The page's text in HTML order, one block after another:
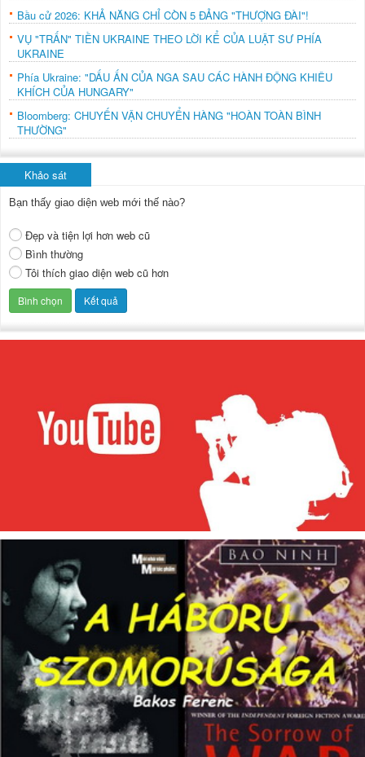
Bầu cử 2026: KHẢ NĂNG CHỈ CÒN 5 ĐẢNG "THƯỢNG ĐÀI"!
VỤ "TRẤN" TIỀN UKRAINE THEO LỜI KỂ CỦA LUẬT SƯ PHÍA
UKRAINE
Phía Ukraine: "DẤU ẤN CỦA NGA SAU CÁC HÀNH ĐỘNG KHIÊU
KHÍCH CỦA HUNGARY"
Bloomberg: CHUYẾN VẬN CHUYỂN HÀNG "HOÀN TOÀN BÌNH
THƯỜNG"
Khảo sát
Bạn thấy giao diện web mới thế nào?
Đẹp và tiện lợi hơn web cũ
Bình thường
Tôi thích giao diện web cũ hơn